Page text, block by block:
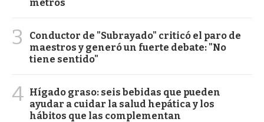
metros
3
Conductor de "Subrayado" criticó el paro de
maestros y generó un fuerte debate: "No
tiene sentido"
4 Hígado graso: seis bebidas que pueden
ayudar a cuidar la salud hepática y los
hábitos que las complementan